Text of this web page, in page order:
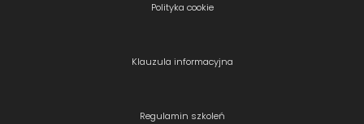
Polityka cookie
Klauzula informacyjna
Regulamin szkoleń